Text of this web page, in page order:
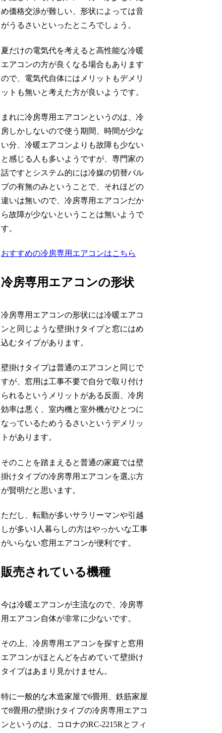
め価格交渉が難しい、形状によっては音
がうるさいといったところでしょう。
夏だけの電気代を考えると高性能な冷暖
エアコンの方が良くなる場合もあります
ので、電気代自体にはメリットもデメリ
ットも無いと考えた方が良いようです。
まれに冷房専用エアコンというのは、冷
房しかしないので使う期間、時間が少な
い分、冷暖エアコンよりも故障も少ない
と感じる人も多いようですが、専門家の
話ですとシステム的には冷媒の切替バル
ブの有無のみということで、それほどの
違いは無いので、冷房専用エアコンだか
ら故障が少ないということは無いようで
す。
おすすめの冷房専用エアコンはこちら
冷房専用エアコンの形状
冷房専用エアコンの形状には冷暖エアコ
ンと同じような壁掛けタイプと窓にはめ
込むタイプがあります。
壁掛けタイプは普通のエアコンと同じで
すが、窓用は工事不要で自分で取り付け
られるというメリットがある反面、冷房
効率は悪く、室内機と室外機がひとつに
なっているためうるさいというデメリッ
トがあります。
そのことを踏まえると普通の家庭では壁
掛けタイプの冷房専用エアコンを選ぶ方
が賢明だと思います。
ただし、転勤が多いサラリーマンや引越
しが多い1人暮らしの方はやっかいな工事
がいらない窓用エアコンが便利です。
販売されている機種
今は冷暖エアコンが主流なので、冷房専
用エアコン自体が非常に少ないです。
その上、冷房専用エアコンを探すと窓用
エアコンがほとんどを占めていて壁掛け
タイプはあまり見かけません。
特に一般的な木造家屋で6畳用、鉄筋家屋
で8畳用の壁掛けタイプの冷房専用エアコ
ンというのは、コロナのRC-2215Rとフィ